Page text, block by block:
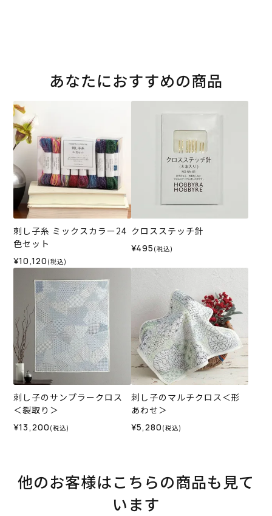
あなたにおすすめの商品
刺し子糸 ミックスカラー24
色セット
¥10,120 (税込)
クロスステッチ針
¥495 (税込)
刺し子のサンプラークロス
＜裂取り＞
¥13,200 (税込)
刺し子のマルチクロス＜形
あわせ＞
¥5,280 (税込)
他のお客様はこちらの商品も見て
います